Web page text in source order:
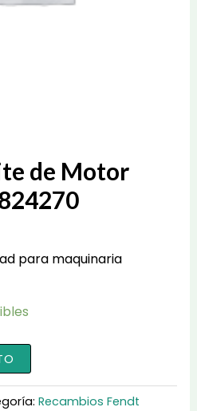
de Motor
para maquinaria
Recambios Fendt